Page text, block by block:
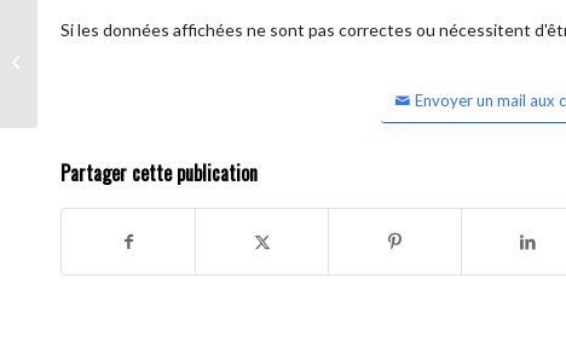
Si les données affichées ne sont pas correctes ou nécessitent
Envoyer un mail aux
Partager cette publication